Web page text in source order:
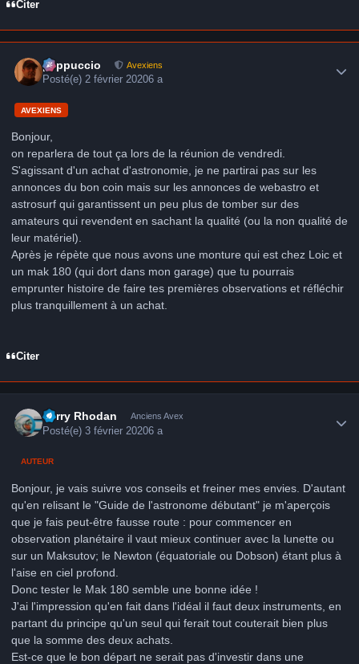
Citer
peppuccio Avexiens
Posté(e)2 février 20206 a
AVEXIENS
Bonjour,
on reparlera de tout ça lors de la réunion de vendredi.
S'agissant d'un achat d'astronomie, je ne partirai pas sur les
annonces du bon coin mais sur les annonces de webastro et
astrosurf qui garantissent un peu plus de tomber sur des
amateurs qui revendent en sachant la qualité (ou la non qualité de
leur matériel).
Après je répète que nous avons une monture qui est chez Loic et
un mak 180 (qui dort dans mon garage) que tu pourrais
emprunter histoire de faire tes premières observations et réfléchir
plus tranquillement à un achat.
Citer
Perry Rhodan Anciens Avex
Posté(e)3 février 20206 a
AUTEUR
Bonjour, je vais suivre vos conseils et freiner mes envies. D'autant
qu'en relisant le "Guide de l'astronome débutant" je m'aperçois
que je fais peut-être fausse route : pour commencer en
observation planétaire il vaut mieux continuer avec la lunette ou
sur un Maksutov; le Newton (équatoriale ou Dobson) étant plus à
l'aise en ciel profond.
Donc tester le Mak 180 semble une bonne idée !
J'ai l'impression qu'en fait dans l'idéal il faut deux instruments, en
partant du principe qu'un seul qui ferait tout couterait bien plus
que la somme des deux achats.
Est-ce que le bon départ ne serait pas d'investir dans une